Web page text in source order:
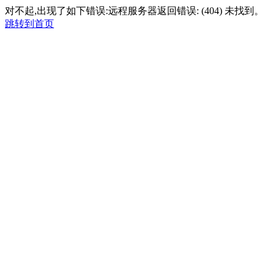
对不起,出现了如下错误:远程服务器返回错误: (404) 未找到。
跳转到首页